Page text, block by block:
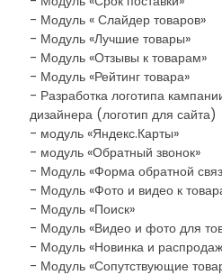
- Модуль « Слайдер товаров»
- Модуль «Лучшие товары»
- Модуль «Отзывы к товарам»
- Модуль «Рейтинг товара»
- Разработка логотипа
дизайнера (логотип для сайта)
- модуль «Яндекс.Карты»
- модуль «Обратный звонок»
- Модуль «Форма обратной
- Модуль «Фото и видео к
- Модуль «Поиск»
- Модуль «Видео и фото для
- Модуль «Новинка и
- Модуль «Сопутствующие